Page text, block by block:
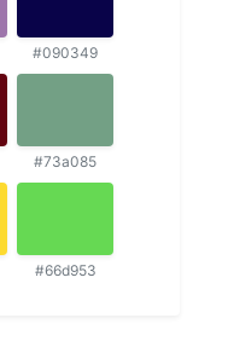
#090349
#73a085
#66d953